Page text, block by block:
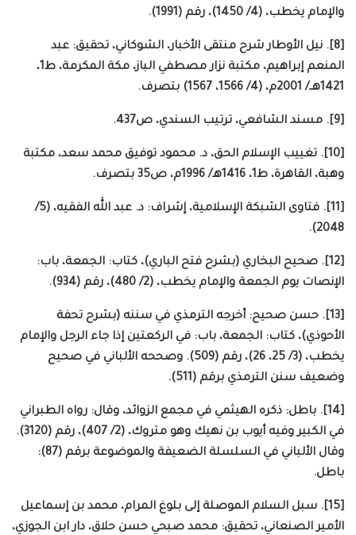
والإمام يخطب، (4/ 1450)، رقم (1991).
[8]. نيل الأوطار شرح منتقى الأخبار، الشوكاني، تحقيق: عبد
المنعم إبراهيم، مكتبة نزار مصطفي الباز، مكة المكرمة، ط1،
1421هــ/ 2001م، (4/ 1566، 1567) بتصرف.
[9]. مسند الشافعي، ترتيب السندي، ص437.
[10]. تغييب الإسلام الحق، د. محمود توفيق محمد سعد، مكتبة
وهبة، القاهرة، ط1، 1416هـ/ 1996م، ص35 بتصرف.
[11]. فتاوى الشبكة الإسلامية، إشراف: د. عبد الله الفقيه، (5/
2048).
[12]. صحيح البخاري (بشرح فتح الباري)، كتاب: الجمعة، باب:
الإنصات يوم الجمعة والإمام يخطب، (2/ 480)، رقم (934).
[13]. حسن صحيح: أخرجه الترمذي في سننه (بشرح تحفة
الأحوذي)، كتاب: الجمعة، باب: في الركعتين إذا جاء الرجل والإمام
يخطب، (3/ 25، 26)، رقم (509). وصححه الألباني في صحيح
وضعيف سنن الترمذي برقم (511).
[14]. باطل: ذكره الهيثمي في مجمع الزوائد، وقال: رواه الطبراني
في الكبير وفيه أيوب بن نهيك وهو متروك، (2/ 407)، رقم (3120).
وقال الألباني في السلسلة الضعيفة والموضوعة برقم (87):
باطل.
[15]. سبل السلام الموصلة إلى بلوغ المرام، محمد بن إسماعيل
الأمير الصنعاني، تحقيق: محمد صبحي حسن حلاق، دار ابن الجوزي،